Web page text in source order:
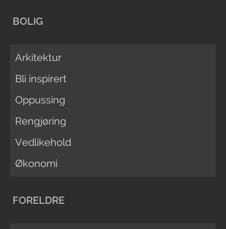
BOLIG
Arkitektur
Bli inspirert
Oppussing
Rengjøring
Vedlikehold
Økonomi
FORELDRE